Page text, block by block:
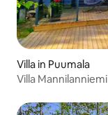
Villa in Puumala
Villa Mannilanniemi